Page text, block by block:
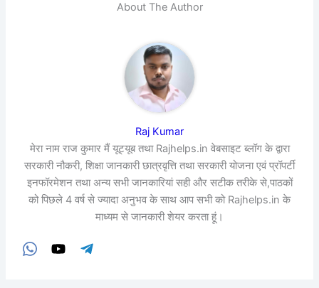
About The Author
Raj Kumar
मेरा नाम राज कुमार मैं यूट्यूब तथा Rajhelps.in वेबसाइट ब्लॉग के द्वारा
सरकारी नौकरी, शिक्षा जानकारी छात्रवृत्ति तथा सरकारी योजना एवं प्रॉपर्टी
इनफॉरमेशन तथा अन्य सभी जानकारियां सही और सटीक तरीके से,पाठकों
को पिछले 4 वर्ष से ज्यादा अनुभव के साथ आप सभी को Rajhelps.in के
माध्यम से जानकारी शेयर करता हूं।